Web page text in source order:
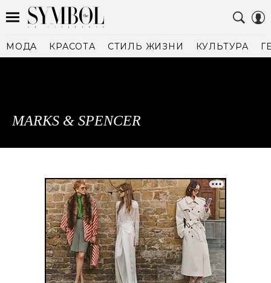
МОДА КРАСОТА СТИЛЬ ЖИЗНИ КУЛЬТУРА
MARKS & SPENCER